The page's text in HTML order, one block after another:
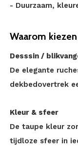
- Duurzaam,
Waarom
Desssin /
De elegante
dekbedovertrek
Kleur & sfeer
De taupe kleur
tijdloze sfeer in